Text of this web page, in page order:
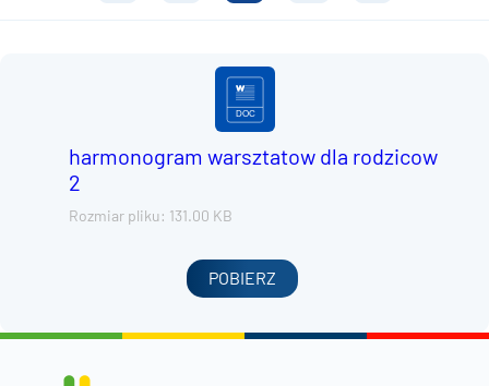
harmonogram warsztatow dla rodzicow
2
Rozmiar pliku: 131.00 KB
POBIERZ